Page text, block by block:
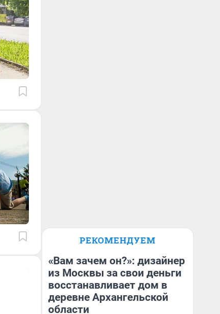
РЕКОМЕНДУЕМ
«Вам зачем он?»: дизайнер
из Москвы за свои деньги
восстанавливает дом в
деревне Архангельской
области